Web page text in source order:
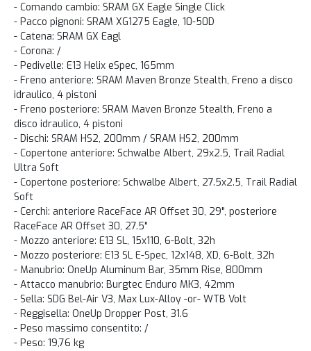
- Comando cambio: SRAM GX Eagle Single Click
- Pacco pignoni: SRAM XG1275 Eagle, 10-50D
- Catena: SRAM GX Eagl
- Corona: /
- Pedivelle: E13 Helix eSpec, 165mm
- Freno anteriore: SRAM Maven Bronze Stealth, Freno a disco
idraulico, 4 pistoni
- Freno posteriore: SRAM Maven Bronze Stealth, Freno a
disco idraulico, 4 pistoni
- Dischi: SRAM HS2, 200mm / SRAM HS2, 200mm
- Copertone anteriore: Schwalbe Albert, 29x2.5, Trail Radial
Ultra Soft
- Copertone posteriore: Schwalbe Albert, 27.5x2.5, Trail Radial
Soft
- Cerchi: anteriore RaceFace AR Offset 30, 29", posteriore
RaceFace AR Offset 30, 27.5"
- Mozzo anteriore: E13 SL, 15x110, 6-Bolt, 32h
- Mozzo posteriore: E13 SL E-Spec, 12x148, XD, 6-Bolt, 32h
- Manubrio: OneUp Aluminum Bar, 35mm Rise, 800mm
- Attacco manubrio: Burgtec Enduro MK3, 42mm
- Sella: SDG Bel-Air V3, Max Lux-Alloy -or- WTB Volt
- Reggisella: OneUp Dropper Post, 31.6
- Peso massimo consentito: /
- Peso: 19,76 kg